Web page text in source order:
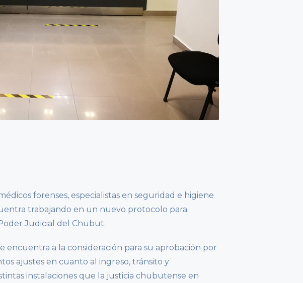
forenses, especialistas en seguridad e higiene
trabajando en un nuevo protocolo para
Judicial del Chubut.
encuentra a la consideración para su aprobación por
ajustes en cuanto al ingreso, tránsito y
instalaciones que la justicia chubutense en